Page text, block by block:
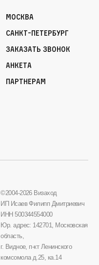
Москва
Санкт-Петербург
Заказать звонок
Анкета
Партнерам
©2004-2026 Визаход
ИП Исаев Филипп Дмитриевич
ИНН 500344554000
Юр. адрес: 142701, Московская
область,
г. Видное, п-кт Ленинского
комсомола д.25, ка.14